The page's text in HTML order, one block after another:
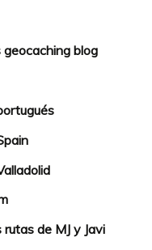
geocaching blog
de MJ y Javi